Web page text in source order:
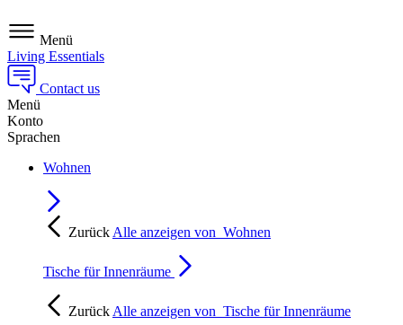
Menü
Living Essentials
Contact us
Menü
Konto
Sprachen
Wohnen
Zurück Alle anzeigen von Wohnen
Tische für Innenräume
Zurück Alle anzeigen von Tische für Innenräume